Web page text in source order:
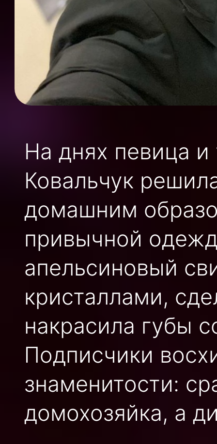
На днях певица
Ковальчук
домашним
привычной
апельсиновый
кристаллами,
накрасила губы
Подписчики
знаменитости:
домохозяйка, а